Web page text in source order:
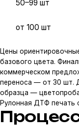
50–99 шт
от 100 шт
Цены
базового цвета.
коммерческом
переноса — от 30 шт.
образца —
Рулонная ДТФ печать